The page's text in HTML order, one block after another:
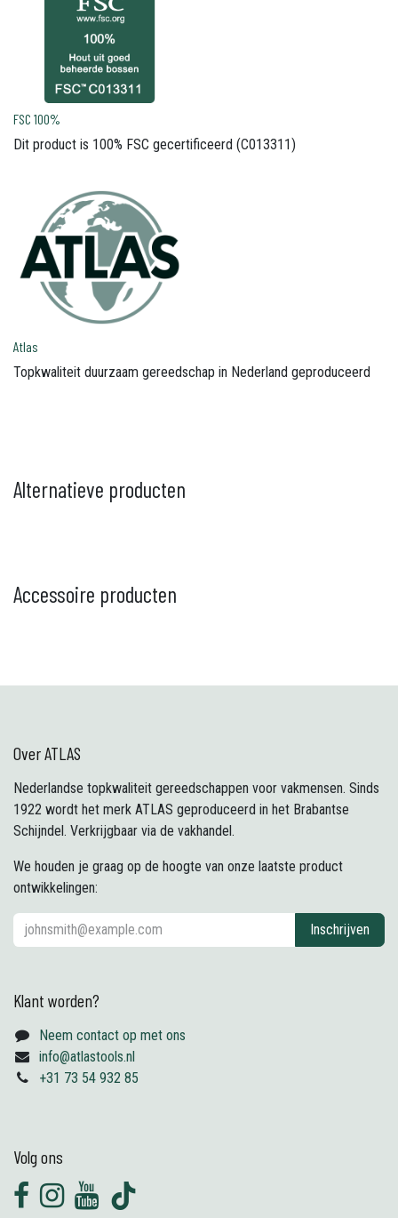
FSC 100%
Dit product is 100% FSC gecertificeerd (C013311)
Atlas
Topkwaliteit duurzaam gereedschap in Nederland geproduceerd
Alternatieve producten
Accessoire producten
Over ATLAS
Nederlandse topkwaliteit gereedschappen voor vakmensen. Sinds
1922 wordt het merk ATLAS geproduceerd in het Brabantse
Schijndel. Verkrijgbaar via de vakhandel.
We houden je graag op de hoogte van onze laatste product
ontwikkelingen:
Inschrijven
Klant worden?
Neem contact op met ons
info@atlastools.nl
+31 73 54 932 85
Volg ons